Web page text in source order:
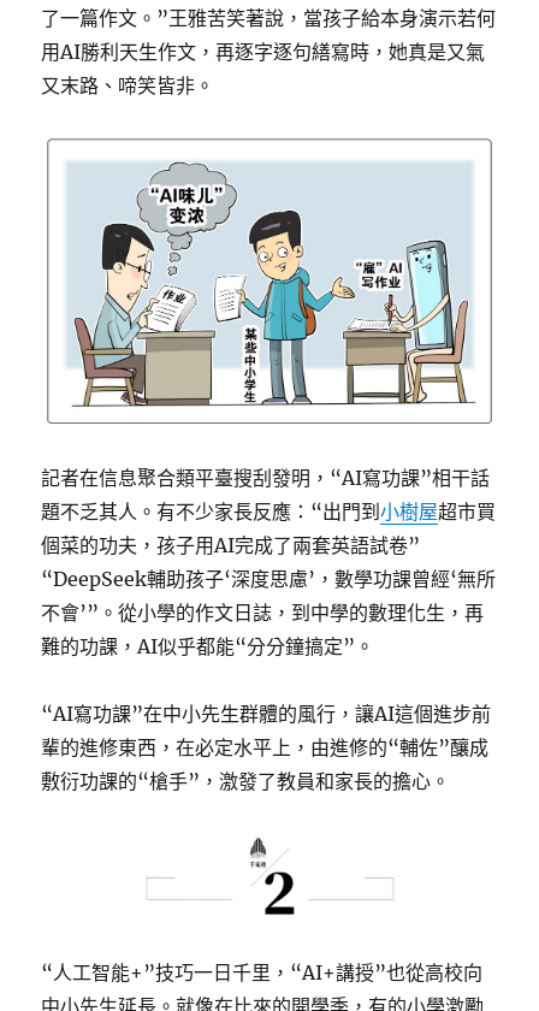
了一篇作文。”王雅苦笑著說，當孩子給本身演示若何
用AI勝利天生作文，再逐字逐句繕寫時，她真是又氣
又末路、啼笑皆非。
記者在信息聚合類平臺搜刮發明，“AI寫功課”相干話
題不乏其人。有不少家長反應：“出門到小樹屋超市買
個菜的功夫，孩子用AI完成了兩套英語試卷”
“DeepSeek輔助孩子‘深度思慮’，數學功課曾經‘無所
不會’”。從小學的作文日誌，到中學的數理化生，再
難的功課，AI似乎都能“分分鐘搞定”。
“AI寫功課”在中小先生群體的風行，讓AI這個進步前
輩的進修東西，在必定水平上，由進修的“輔佐”釀成
敷衍功課的“槍手”，激發了教員和家長的擔心。
“人工智能+”技巧一日千里，“AI+講授”也從高校向
中小先生延長。就像在比來的開學季，有的小學激勵